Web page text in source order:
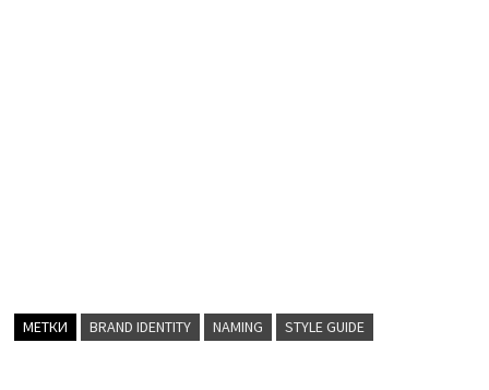
МЕТКИ BRAND IDENTITY NAMING STYLE GUIDE